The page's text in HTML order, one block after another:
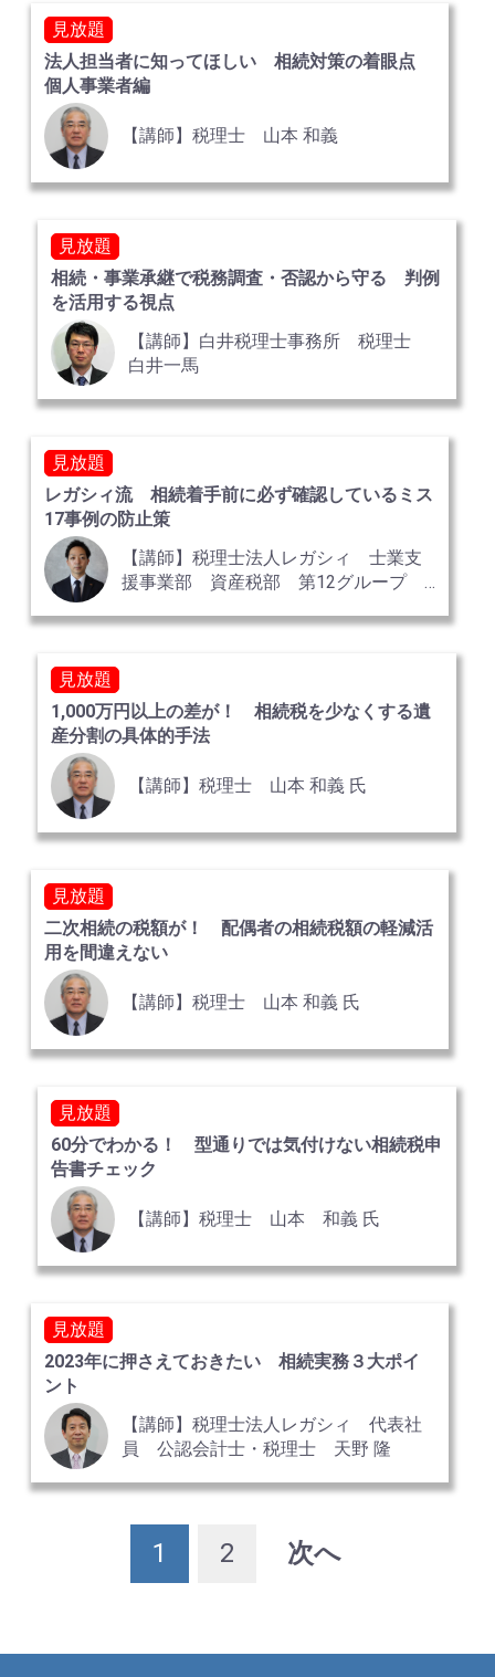
見放題
法人担当者に知ってほしい 相続対策の着眼点
個人事業者編
【講師】税理士 山本 和義
見放題
相続・事業承継で税務調査・否認から守る 判例
を活用する視点
【講師】白井税理士事務所 税理士
白井一馬
見放題
レガシィ流 相続着手前に必ず確認しているミス
17事例の防止策
【講師】税理士法人レガシィ 士業支
援事業部 資産税部 第12グループ
見放題
1,000万円以上の差が！ 相続税を少なくする遺
産分割の具体的手法
【講師】税理士 山本 和義 氏
見放題
二次相続の税額が！ 配偶者の相続税額の軽減活
用を間違えない
【講師】税理士 山本 和義 氏
見放題
60分でわかる！ 型通りでは気付けない相続税申
告書チェック
【講師】税理士 山本 和義 氏
見放題
2023年に押さえておきたい 相続実務３大ポイ
ント
【講師】税理士法人レガシィ 代表社
員 公認会計士・税理士 天野 隆
1 2 次へ